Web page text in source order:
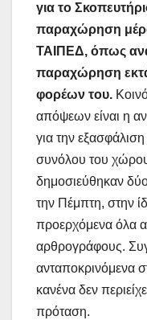
για το
παραχώρηση
ΤΑΙΠΕΔ, όπως
παραχώρηση
φορέων του.
απόψεων είναι η
για την
συνόλου του
δημοσιεύθηκαν
την Πέμπτη, στην
προερχόμενα όλα
αρθρογράφους.
ανταποκρινόμενα
κανένα δεν
πρόταση.